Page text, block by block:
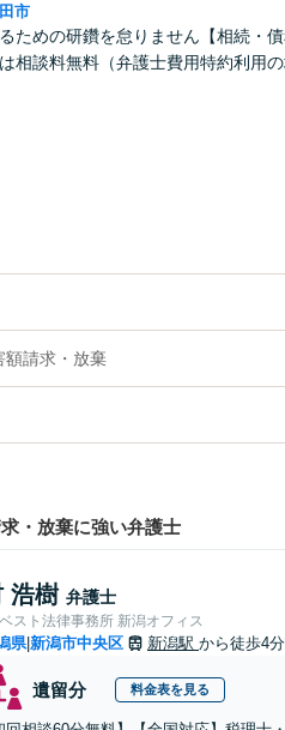
市
ための研鑽を怠りません【相続・
相談料無料（弁護士費用特約利用
額請求・放棄
・放棄に強い弁護士
浩樹 弁護士
スト法律事務所 新潟オフィス
県|新潟市中央区 新潟駅 から徒歩4分
遺留分 料金表を見る